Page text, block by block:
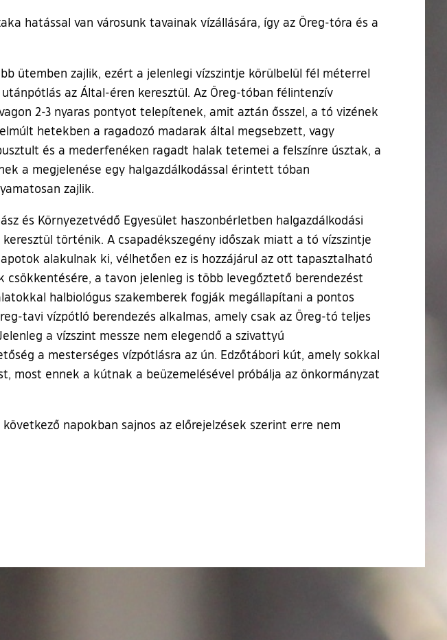
hatással van városunk tavainak vízállására, így az Öreg-tóra és a
ütemben zajlik, ezért a jelenlegi vízszintje körülbelül fél méterrel
az Által-éren keresztül. Az Öreg-tóban félintenzív
2-3 nyaras pontyot telepítenek, amit aztán ősszel, a tó vizének
hetekben a ragadozó madarak által megsebzett, vagy
és a mederfenéken ragadt halak tetemei a felszínre úsztak, a
a megjelenése egy halgazdálkodással érintett tóban
zajlik.
és Környezetvédő Egyesület haszonbérletben halgazdálkodási
történik. A csapadékszegény időszak miatt a tó vízszintje
alakulnak ki, vélhetően ez is hozzájárul az ott tapasztalható
a tavon jelenleg is több levegőztető berendezést
halbiológus szakemberek fogják megállapítani a pontos
tavi vízpótló berendezés alkalmas, amely csak az Öreg-tó teljes
a vízszint messze nem elegendő a szivattyú
a mesterséges vízpótlásra az ún. Edzőtábori kút, amely sokkal
most ennek a kútnak a beüzemelésével próbálja az önkormányzat
napokban sajnos az előrejelzések szerint erre nem